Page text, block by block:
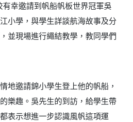
有幸邀請到帆船帆板世界冠軍吳
小學，與學生詳談航海故事及分
並現場進行繩結教學，教同學們
地邀請錦小學生登上他的帆船，
樂趣。吳先生的到訪，給學生帶
表示想進一步認識風帆這項運